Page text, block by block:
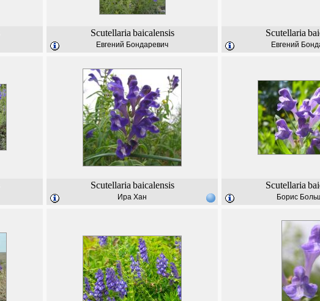
Scutellaria baicalensis
Евгений Бондаревич
Scutellaria
Евгений
Scutellaria baicalensis
Ира Хан
Scutellaria
Борис